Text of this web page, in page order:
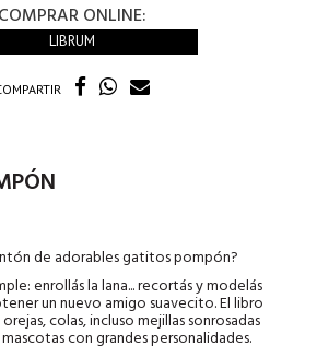
COMPRAR ONLINE:
LIBRUM
de adorables gatitos pompón?
enrollás la lana... recortás y modelás
un nuevo amigo suavecito. El libro
colas, incluso mejillas sonrosadas
con grandes personalidades.